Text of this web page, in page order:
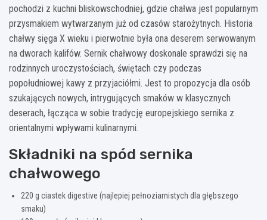
pochodzi z kuchni bliskowschodniej, gdzie chałwa jest popularnym
przysmakiem wytwarzanym już od czasów starożytnych. Historia
chałwy sięga X wieku i pierwotnie była ona deserem serwowanym
na dworach kalifów. Sernik chałwowy doskonale sprawdzi się na
rodzinnych uroczystościach, świętach czy podczas
popołudniowej kawy z przyjaciółmi. Jest to propozycja dla osób
szukających nowych, intrygujących smaków w klasycznych
deserach, łącząca w sobie tradycję europejskiego sernika z
orientalnymi wpływami kulinarnymi.
Składniki na spód sernika
chałwowego
220 g ciastek digestive (najlepiej pełnoziarnistych dla głębszego
smaku)